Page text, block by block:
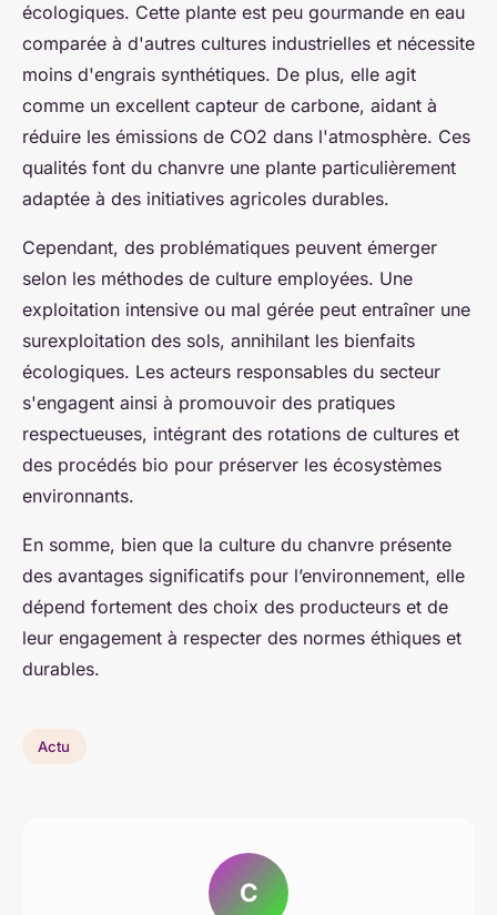
écologiques. Cette plante est peu gourmande en eau
comparée à d'autres cultures industrielles et nécessite
moins d'engrais synthétiques. De plus, elle agit
comme un excellent capteur de carbone, aidant à
réduire les émissions de CO2 dans l'atmosphère. Ces
qualités font du chanvre une plante particulièrement
adaptée à des initiatives agricoles durables.
Cependant, des problématiques peuvent émerger
selon les méthodes de culture employées. Une
exploitation intensive ou mal gérée peut entraîner une
surexploitation des sols, annihilant les bienfaits
écologiques. Les acteurs responsables du secteur
s'engagent ainsi à promouvoir des pratiques
respectueuses, intégrant des rotations de cultures et
des procédés bio pour préserver les écosystèmes
environnants.
En somme, bien que la culture du chanvre présente
des avantages significatifs pour l’environnement, elle
dépend fortement des choix des producteurs et de
leur engagement à respecter des normes éthiques et
durables.
Actu
C